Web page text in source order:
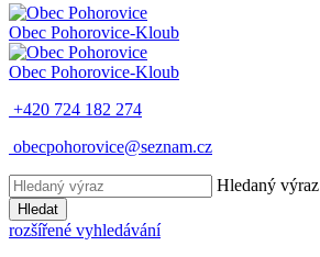
Obec Pohorovice-Kloub
Obec Pohorovice-Kloub
+420 724 182 274
obecpohorovice@seznam.cz
Hledaný výraz
Hledat
rozšířené vyhledávání